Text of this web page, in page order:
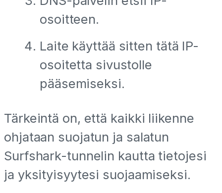
osoitteen.
Laite käyttää sitten tätä IP-
osoitetta sivustolle
pääsemiseksi.
Tärkeintä on, että kaikki liikenne
ohjataan suojatun ja salatun
Surfshark-tunnelin kautta tietojesi
ja yksityisyytesi suojaamiseksi.